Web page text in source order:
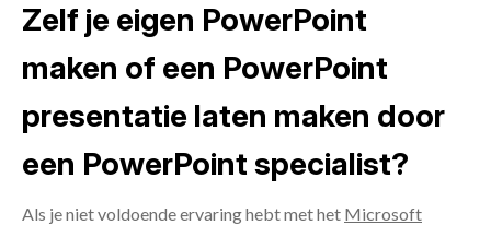
Zelf je eigen PowerPoint
maken of een PowerPoint
presentatie laten maken door
een PowerPoint specialist?
Als je niet voldoende ervaring hebt met het Microsoft